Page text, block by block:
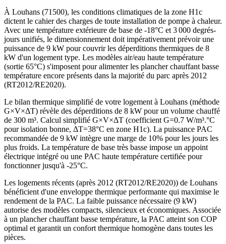
À Louhans (71500), les conditions climatiques de la zone H1c
dictent le cahier des charges de toute installation de pompe à chaleur.
Avec une température extérieure de base de -18°C et 3 000 degrés-
jours unifiés, le dimensionnement doit impérativement prévoir une
puissance de 9 kW pour couvrir les déperditions thermiques de 8
kW d'un logement type. Les modèles air/eau haute température
(sortie 65°C) s'imposent pour alimenter les plancher chauffant basse
température encore présents dans la majorité du parc après 2012
(RT2012/RE2020).
Le bilan thermique simplifié de votre logement à Louhans (méthode
G×V×ΔT) révèle des déperditions de 8 kW pour un volume chauffé
de 300 m³. Calcul simplifié G×V×ΔT (coefficient G=0.7 W/m³.°C
pour isolation bonne, ΔT=38°C en zone H1c). La puissance PAC
recommandée de 9 kW intègre une marge de 10% pour les jours les
plus froids. La température de base très basse impose un appoint
électrique intégré ou une PAC haute température certifiée pour
fonctionner jusqu'à -25°C.
Les logements récents (après 2012 (RT2012/RE2020)) de Louhans
bénéficient d'une enveloppe thermique performante qui maximise le
rendement de la PAC. La faible puissance nécessaire (9 kW)
autorise des modèles compacts, silencieux et économiques. Associée
à un plancher chauffant basse température, la PAC atteint son COP
optimal et garantit un confort thermique homogène dans toutes les
pièces.